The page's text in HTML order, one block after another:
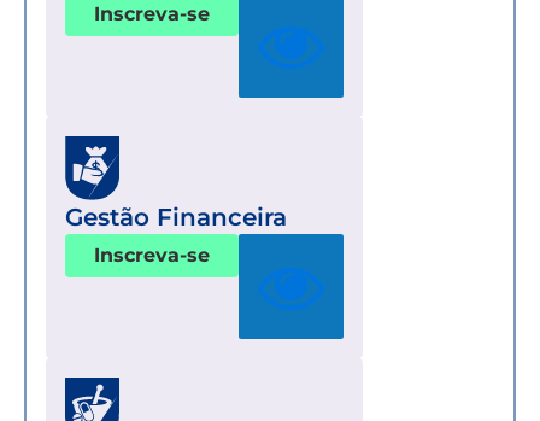
Inscreva-se
Gestão Financeira
Inscreva-se